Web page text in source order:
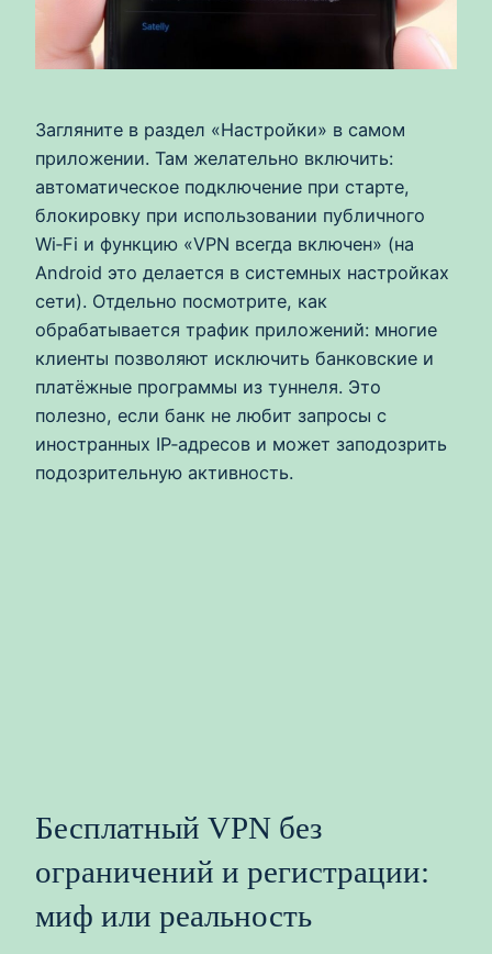
Загляните в раздел «Настройки» в самом
приложении. Там желательно включить:
автоматическое подключение при старте,
блокировку при использовании публичного
Wi‑Fi и функцию «VPN всегда включен» (на
Android это делается в системных настройках
сети). Отдельно посмотрите, как
обрабатывается трафик приложений: многие
клиенты позволяют исключить банковские и
платёжные программы из туннеля. Это
полезно, если банк не любит запросы с
иностранных IP‑адресов и может заподозрить
подозрительную активность.
Бесплатный VPN без
ограничений и регистрации:
миф или реальность